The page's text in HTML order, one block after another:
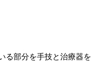
る部分を手技と治療器を